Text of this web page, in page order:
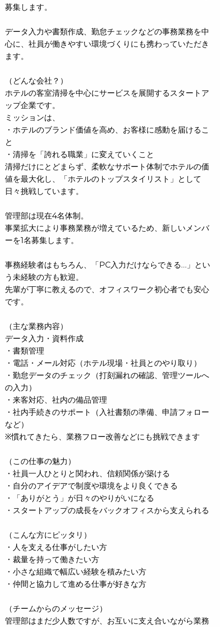
募集します。
データ入力や書類作成、勤怠チェックなどの事務業務を中
心に、社員が働きやすい環境づくりにも携わっていただき
ます。
（どんな会社？）
ホテルの客室清掃を中心にサービスを展開するスタートア
ップ企業です。
ミッションは、
・ホテルのブランド価値を高め、お客様に感動を届けるこ
と
・清掃を「誇れる職業」に変えていくこと
清掃だけにとどまらず、柔軟なサポート体制でホテルの価
値を最大化し、「ホテルのトップスタイリスト」として
日々挑戦しています。
管理部は現在4名体制。
事業拡大により事務業務が増えているため、新しいメンバ
ーを1名募集します。
事務経験者はもちろん、「PC入力だけならできる…」とい
う未経験の方も歓迎。
先輩が丁寧に教えるので、オフィスワーク初心者でも安心
です。
（主な業務内容）
データ入力・資料作成
・書類管理
・電話・メール対応（ホテル現場・社員とのやり取り）
・勤怠データのチェック（打刻漏れの確認、管理ツールへ
の入力）
・来客対応、社内の備品管理
・社内手続きのサポート（入社書類の準備、申請フォロー
など）
※慣れてきたら、業務フロー改善などにも挑戦できます
（この仕事の魅力）
・社員一人ひとりと関われ、信頼関係が築ける
・自分のアイデアで制度や環境をより良くできる
・「ありがとう」が日々のやりがいになる
・スタートアップの成長をバックオフィスから支えられる
（こんな方にピッタリ）
・人を支える仕事がしたい方
・裁量を持って働きたい方
・小さな組織で幅広い経験を積みたい方
・仲間と協力して進める仕事が好きな方
（チームからのメッセージ）
管理部はまだ少人数ですが、お互いに支え合いながら業務